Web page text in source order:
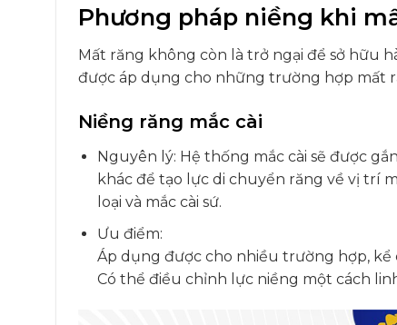
Phương pháp niềng khi
Mất răng không còn là trở ngại để sở hữu
được áp dụng cho những trường hợp mất
Niềng răng mắc cài
Nguyên lý: Hệ thống mắc cài sẽ được
khác để tạo lực di chuyển răng về vị trí
loại và mắc cài sứ.
Ưu điểm:
Áp dụng được cho nhiều trường hợp, kể
Có thể điều chỉnh lực niềng một cách